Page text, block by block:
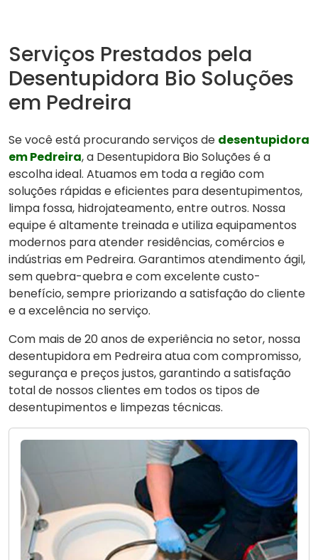
Serviços Prestados pela
Desentupidora Bio Soluções
em Pedreira
Se você está procurando serviços de desentupidora
em Pedreira, a Desentupidora Bio Soluções é a
escolha ideal. Atuamos em toda a região com
soluções rápidas e eficientes para desentupimentos,
limpa fossa, hidrojateamento, entre outros. Nossa
equipe é altamente treinada e utiliza equipamentos
modernos para atender residências, comércios e
indústrias em Pedreira. Garantimos atendimento ágil,
sem quebra-quebra e com excelente custo-
benefício, sempre priorizando a satisfação do cliente
e a excelência no serviço.
Com mais de 20 anos de experiência no setor, nossa
desentupidora em Pedreira atua com compromisso,
segurança e preços justos, garantindo a satisfação
total de nossos clientes em todos os tipos de
desentupimentos e limpezas técnicas.